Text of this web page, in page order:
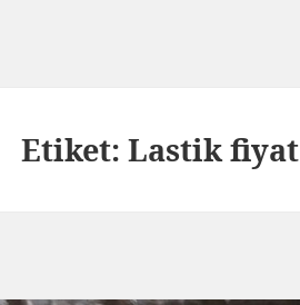
Etiket:Lastik fiyat